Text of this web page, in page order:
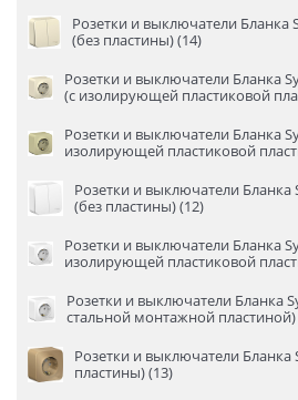
Розетки и выключатели
(без пластины) (14)
Розетки и выключатели Бланка
(с изолирующей пластиковой
Розетки и выключатели Бланка
изолирующей пластиковой
Розетки и выключатели Бланка
(без пластины) (12)
Розетки и выключатели Бланка
изолирующей пластиковой
Розетки и выключатели Бланка
стальной монтажной пластиной)
Розетки и выключатели Бланка
пластины) (13)